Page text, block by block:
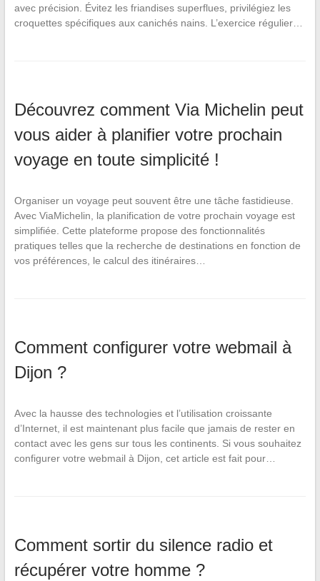
avec précision. Évitez les friandises superflues, privilégiez les
croquettes spécifiques aux canichés nains. L’exercice régulier…
Découvrez comment Via Michelin peut
vous aider à planifier votre prochain
voyage en toute simplicité !
Organiser un voyage peut souvent être une tâche fastidieuse.
Avec ViaMichelin, la planification de votre prochain voyage est
simplifiée. Cette plateforme propose des fonctionnalités
pratiques telles que la recherche de destinations en fonction de
vos préférences, le calcul des itinéraires…
Comment configurer votre webmail à
Dijon ?
Avec la hausse des technologies et l’utilisation croissante
d’Internet, il est maintenant plus facile que jamais de rester en
contact avec les gens sur tous les continents. Si vous souhaitez
configurer votre webmail à Dijon, cet article est fait pour…
Comment sortir du silence radio et
récupérer votre homme ?